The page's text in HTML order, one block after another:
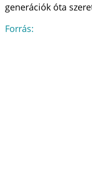
generációk óta
Forrás: